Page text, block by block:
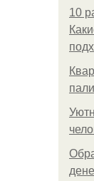
10